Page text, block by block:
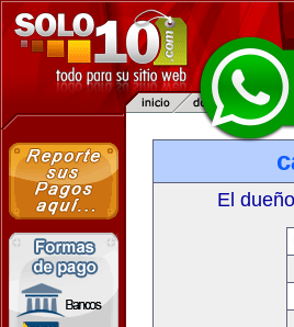
El